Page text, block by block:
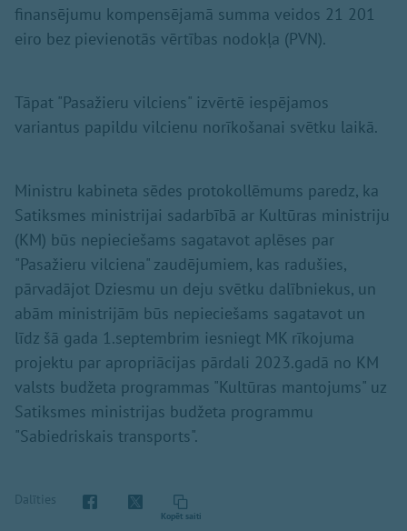
finansējumu kompensējamā summa veidos 21 201
eiro bez pievienotās vērtības nodokļa (PVN).
Tāpat "Pasažieru vilciens" izvērtē iespējamos
variantus papildu vilcienu norīkošanai svētku laikā.
Ministru kabineta sēdes protokollēmums paredz, ka
Satiksmes ministrijai sadarbībā ar Kultūras ministriju
(KM) būs nepieciešams sagatavot aplēses par
"Pasažieru vilciena" zaudējumiem, kas radušies,
pārvadājot Dziesmu un deju svētku dalībniekus, un
abām ministrijām būs nepieciešams sagatavot un
līdz šā gada 1.septembrim iesniegt MK rīkojuma
projektu par apropriācijas pārdali 2023.gadā no KM
valsts budžeta programmas "Kultūras mantojums" uz
Satiksmes ministrijas budžeta programmu
"Sabiedriskais transports".
Dalīties
Kopēt saiti